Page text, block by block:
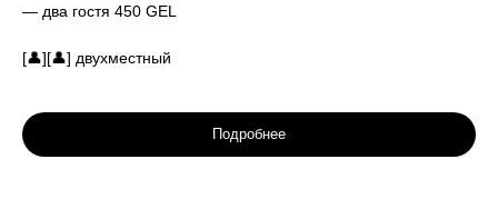
— два гостя 450 GEL
[👤][👤] двухместный
Подробнее